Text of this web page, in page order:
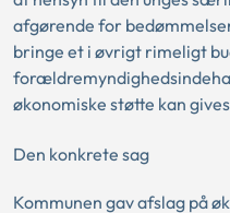
afgørende for
bringe et i øvrigt rimeligt
økonomiske støtte kan
Den konkrete sag
Kommunen gav afslag på